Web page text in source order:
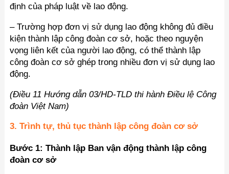
định của pháp luật về lao động.
– Trường hợp đơn vị sử dụng lao động không đủ điều
kiện thành lập công đoàn cơ sở, hoặc theo nguyện
vọng liên kết của người lao động, có thể thành lập
công đoàn cơ sở ghép trong nhiều đơn vị sử dụng lao
động.
(Điều 11 Hướng dẫn 03/HD-TLD thi hành Điều lệ Công
đoàn Việt Nam)
3. Trình tự, thủ tục thành lập công đoàn cơ sở
Bước 1: Thành lập Ban vận động thành lập công
đoàn cơ sở